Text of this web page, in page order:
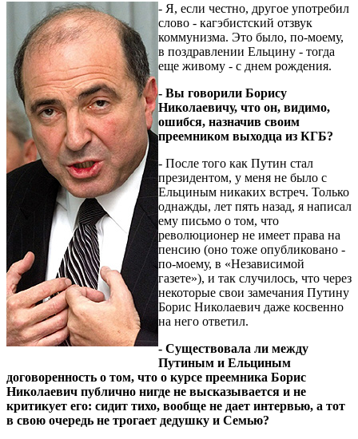
- Я, если честно, другое употребил
слово - кагэбистский отзвук
коммунизма. Это было, по-моему,
в поздравлении Ельцину - тогда
еще живому - с днем рождения.
- Вы говорили Борису
Николаевичу, что он, видимо,
ошибся, назначив своим
преемником выходца из КГБ?
- После того как Путин стал
президентом, у меня не было с
Ельциным никаких встреч. Только
однажды, лет пять назад, я написал
ему письмо о том, что
революционер не имеет права на
пенсию (оно тоже опубликовано -
по-моему, в «Независимой
газете»), и так случилось, что через
некоторые свои замечания Путину
Борис Николаевич даже косвенно
на него ответил.
- Существовала ли между
Путиным и Ельциным
договоренность о том, что о курсе преемника Борис
Николаевич публично нигде не высказывается и не
критикует его: сидит тихо, вообще не дает интервью, а тот
в свою очередь не трогает дедушку и Семью?